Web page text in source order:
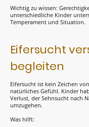
Wichtig zu wissen:
unterschiedliche Kinder
Temperament und Situation.
Eifersucht
begleiten
Eifersucht ist kein Zeichen
natürliches Gefühl. Kinder
Verlust, der Sehnsucht nach
umzugehen.
Was hilft: